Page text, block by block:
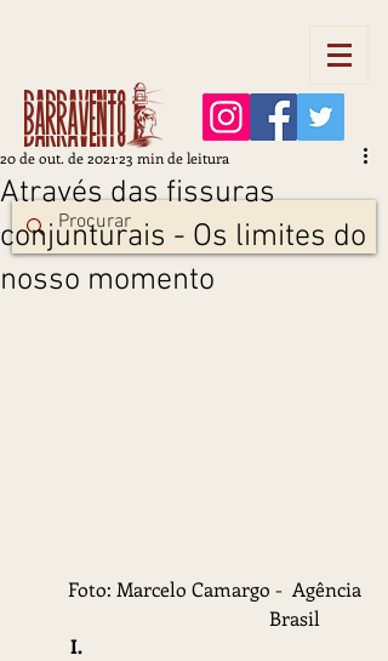
Barravento
Através das fissuras
conjunturais - Os limites do
nosso momento
20 de out. de 2021 23 min de leitura
Foto: Marcelo Camargo -  Agência
I.